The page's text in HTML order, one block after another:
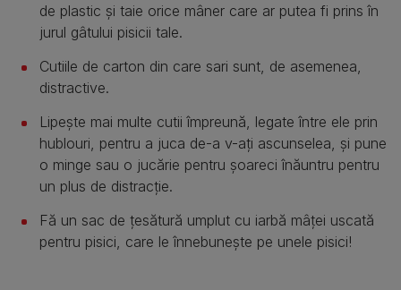
de plastic și taie orice mâner care ar putea fi prins în
jurul gâtului pisicii tale.
Cutiile de carton din care sari sunt, de asemenea,
distractive.
Lipește mai multe cutii împreună, legate între ele prin
hublouri, pentru a juca de-a v-ați ascunselea, și pune
o minge sau o jucărie pentru șoareci înăuntru pentru
un plus de distracție.
Fă un sac de țesătură umplut cu iarbă mâței uscată
pentru pisici, care le înnebunește pe unele pisici!